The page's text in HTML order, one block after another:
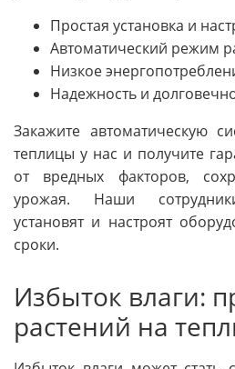
Простая установка и
Автоматический режим
Низкое
Надежность и
Закажите автоматическую
теплицы у нас и получите
от вредных факторов,
урожая. Наши
установят и настроят
сроки.
Избыток влаги:
растений на